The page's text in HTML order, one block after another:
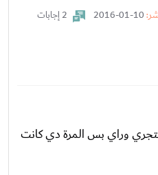
2 إجابات
وراي بس المرة دي كانت